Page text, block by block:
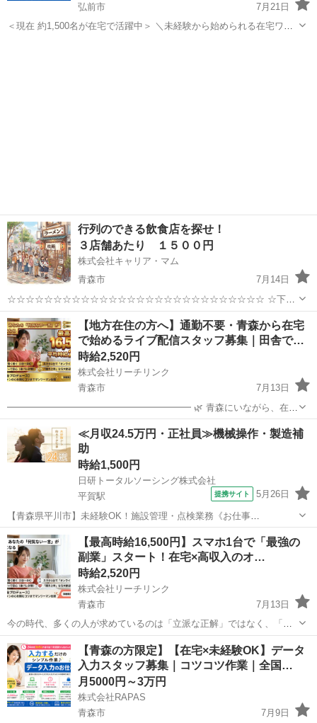
弘前市
7月21日
＜現在 約1,500名が在宅で活躍中＞ ＼未経験から始められる在宅ワー
行列のできる飲食店を探せ！
３店舗あたり １５００円
株式会社キャリア・マム
青森市
7月14日
☆☆☆☆☆☆☆☆☆☆☆☆☆☆☆☆☆☆☆☆☆☆☆☆☆☆☆☆ ☆下記
条件を満たした対象店舗 ３店舗あたり １５００円☆
☆☆☆☆☆☆☆☆☆☆☆☆☆☆☆☆☆☆☆☆☆☆☆☆☆☆☆☆ 行列が
できる人気の飲食店情報を求めていま...
青森 青森市 その他 券売機
【地方在住の方へ】通勤不要・青森から在宅
で始めるライブ配信スタッフ募集｜田舎で…
時給2,520円
株式会社リーチリンク
青森市
7月13日
━━━━━━━━━━━━━━━━━━━━ 🌿 青森にいながら、在宅
でしっかり稼ごう ━━━━━━━━━━━━━━━━━━━━ 「地元
には仕事が少ない」「車がないと通えない」 そんな悩みを持つ青森の
方へ。 このお仕事は、...
青森 青森市 その他 スタッフ
≪月収24.5万円・正社員≫機械操作・製造補
助
時給1,500円
日研トータルソーシング株式会社
平賀駅
提携サイト 5月26日
【青森県平川市】未経験OK！施設管理・点検業務《お仕事
No.NS0228》 お仕事について 工場設備および屋外設備の管理・点検業
務を担当します。不具合箇所の工事立ち合い、計器や薬品などの管
理、データ作成といった作業になりま...
青森 平川市 平賀駅
【最高時給16,500円】スマホ1台で「最強の
副業」スタート！在宅×高収入のオ…
時給2,520円
株式会社リーチリンク
青森市
7月13日
今の時代、多くの人が求めているのは「立派な正解」ではなく、「同
じ目線で語り合える場所」です。 あなたが人生で乗り越えた経験や、
日々のリアルな想いを発信するだけで、それは誰かにとっての「価
値」に変わります。 【仕事内容...
青森 青森市 その他 時給
【青森の方限定】【在宅×未経験OK】データ
入力スタッフ募集｜コツコツ作業｜全国…
月5000円～3万円
株式会社RAPAS
青森市
7月9日